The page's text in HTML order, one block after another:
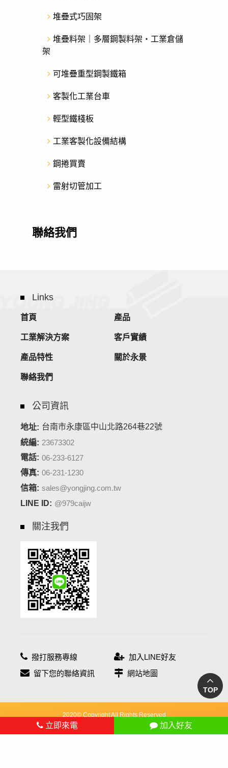
堆疊式巧固架
堆疊料架｜多層鋼製料架・工業倉儲
架
可堆疊重型鋼製鐵箱
客製化工業台車
輕型鐵棧板
工業客製化設備結構
鋼捲買賣
雷射切管加工
聯絡我們
TOP
Links
首頁 產品
工業解決方案 客戶實績
產品特性 關於永景
聯絡我們
公司資訊
地址: 台南市永康區中山北路264巷22號
統編: 23673302
電話: 06-233-6127
傳真: 06-231-1230
信箱: sales@yongjing.com.tw
LINE ID: @979caijw
關注我們
撥打服務專線
加入LINE好友
留下您的聯絡資訊
網站地圖
2020© Copyright All Rights Reserved
立即來電 加入好友